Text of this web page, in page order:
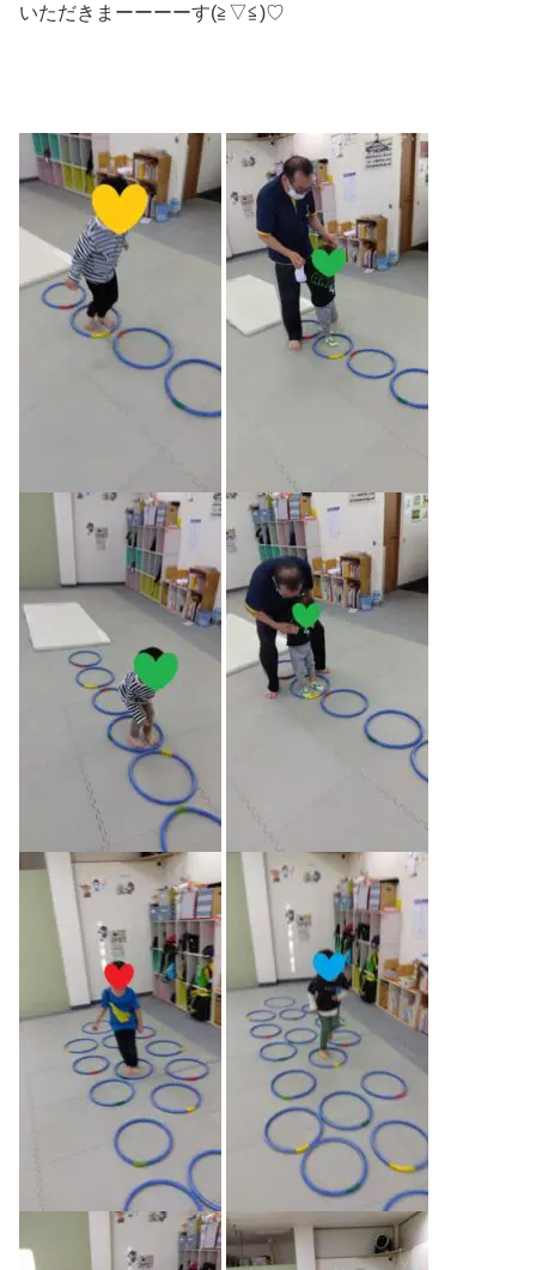
いただきまーーーーす(≧▽≦)♡